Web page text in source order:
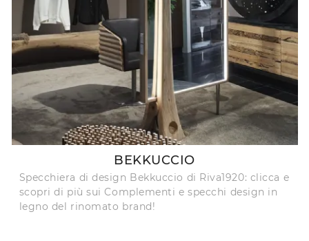
BEKKUCCIO
Specchiera di design Bekkuccio di Riva1920: clicca e
scopri di più sui Complementi e specchi design in
legno del rinomato brand!